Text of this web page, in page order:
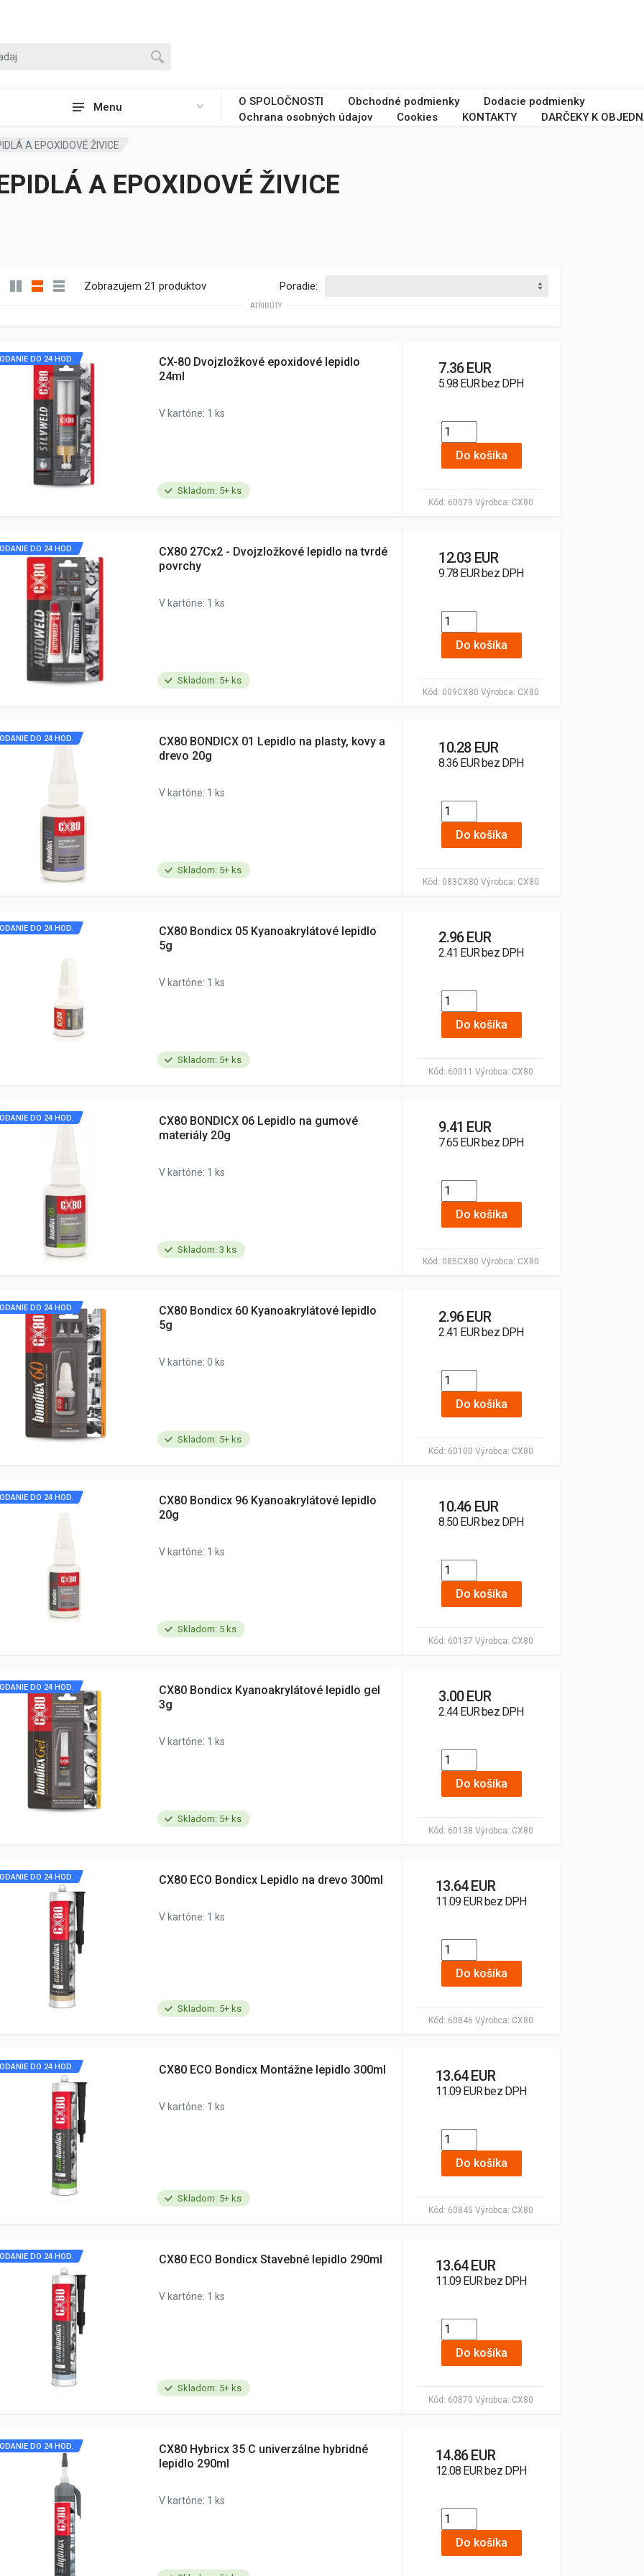
Menu O SPOLOČNOSTI Obchodné podmienky
Dodacie podmienky
Ochrana osobných údajov
Cookies KONTAKTY DARČEKY K
A EPOXIDOVÉ ŽIVICE
A EPOXIDOVÉ ŽIVICE
Zobrazujem 21 produktov Poradie:
ATRIBÚTY
Skladom: 5+ ks
Kód: 60079 Výrobca: CX80
DO 24 HOD.
CX-80 Dvojzložkové epoxidové lepidlo
24ml
V kartóne: 1 ks
7.36 EUR
5.98 EUR bez DPH
Do košíka
Skladom: 5+ ks
Kód: 009CX80 Výrobca: CX80
DO 24 HOD.
CX80 27Cx2 - Dvojzložkové lepidlo na tvrdé
povrchy
V kartóne: 1 ks
12.03 EUR
9.78 EUR bez DPH
Do košíka
Skladom: 5+ ks
Kód: 083CX80 Výrobca: CX80
DO 24 HOD.
CX80 BONDICX 01 Lepidlo na plasty, kovy a
drevo 20g
V kartóne: 1 ks
10.28 EUR
8.36 EUR bez DPH
Do košíka
Skladom: 5+ ks
Kód: 60011 Výrobca: CX80
DO 24 HOD.
CX80 Bondicx 05 Kyanoakrylátové lepidlo
5g
V kartóne: 1 ks
2.96 EUR
2.41 EUR bez DPH
Do košíka
Skladom: 3 ks
Kód: 085CX80 Výrobca: CX80
DO 24 HOD.
CX80 BONDICX 06 Lepidlo na gumové
materiály 20g
V kartóne: 1 ks
9.41 EUR
7.65 EUR bez DPH
Do košíka
Skladom: 5+ ks
Kód: 60100 Výrobca: CX80
DO 24 HOD.
CX80 Bondicx 60 Kyanoakrylátové lepidlo
5g
V kartóne: 0 ks
2.96 EUR
2.41 EUR bez DPH
Do košíka
Skladom: 5 ks
Kód: 60137 Výrobca: CX80
DO 24 HOD.
CX80 Bondicx 96 Kyanoakrylátové lepidlo
20g
V kartóne: 1 ks
10.46 EUR
8.50 EUR bez DPH
Do košíka
Skladom: 5+ ks
Kód: 60138 Výrobca: CX80
DO 24 HOD.
CX80 Bondicx Kyanoakrylátové lepidlo gel
3g
V kartóne: 1 ks
3.00 EUR
2.44 EUR bez DPH
Do košíka
Skladom: 5+ ks
Kód: 60846 Výrobca: CX80
DO 24 HOD. CX80 ECO Bondicx Lepidlo na drevo 300ml
V kartóne: 1 ks
13.64 EUR
11.09 EUR bez DPH
Do košíka
Skladom: 5+ ks
Kód: 60845 Výrobca: CX80
DO 24 HOD. CX80 ECO Bondicx Montážne lepidlo 300ml
V kartóne: 1 ks
13.64 EUR
11.09 EUR bez DPH
Do košíka
Skladom: 5+ ks
Kód: 60870 Výrobca: CX80
DO 24 HOD. CX80 ECO Bondicx Stavebné lepidlo 290ml
V kartóne: 1 ks
13.64 EUR
11.09 EUR bez DPH
Do košíka
DO 24 HOD.
CX80 Hybricx 35 C univerzálne hybridné
lepidlo 290ml
V kartóne: 1 ks
14.86 EUR
12.08 EUR bez DPH
Do košíka